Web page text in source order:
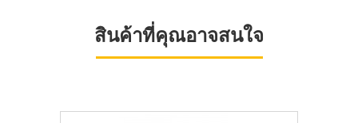
สินค้าที่คุณอาจสนใจ